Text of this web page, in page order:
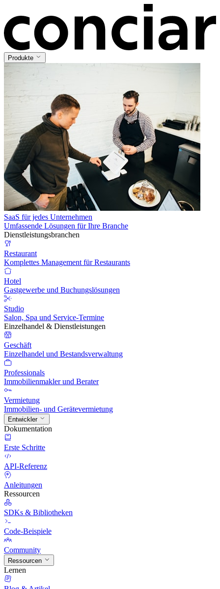
Produkte
SaaS für jedes Unternehmen
Umfassende Lösungen für Ihre Branche
Dienstleistungsbranchen
Restaurant
Komplettes Management für Restaurants
Hotel
Gastgewerbe und Buchungslösungen
Studio
Salon, Spa und Service-Termine
Einzelhandel & Dienstleistungen
Geschäft
Einzelhandel und Bestandsverwaltung
Professionals
Immobilienmakler und Berater
Vermietung
Immobilien- und Gerätevermietung
Entwickler
Dokumentation
Erste Schritte
API-Referenz
Anleitungen
Ressourcen
SDKs & Bibliotheken
Code-Beispiele
Community
Ressourcen
Lernen